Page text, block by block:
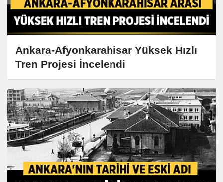
Ankara-Afyonkarahisar Yüksek Hızlı
Tren Projesi İncelendi